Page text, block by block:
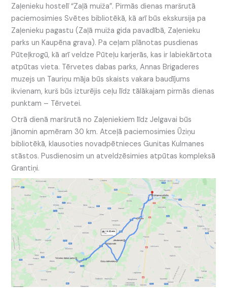
Zaļenieku hostelī “Zaļā muiža”. Pirmās dienas maršrutā
paciemosimies Svētes bibliotēkā, kā arī būs ekskursija pa
Zaļenieku pagastu (Zaļā muiža gida pavadībā, Zaļenieku
parks un Kaupēna grava). Pa ceļam plānotas pusdienas
Pūteļkrogū, kā arī veldze Pūteļu karjerās, kas ir labiekārtota
atpūtas vieta. Tērvetes dabas parks, Annas Brigaderes
muzejs un Tauriņu māja būs skaists vakara baudījums
ikvienam, kurš būs izturējis ceļu līdz tālākajam pirmās dienas
punktam – Tērvetei.
Otrā dienā maršrutā no Zaļeniekiem līdz Jelgavai būs
jānomin apmēram 30 km. Atceļā paciemosimies Ūziņu
bibliotēkā, klausoties novadpētnieces Gunitas Kulmanes
stāstos. Pusdienosim un atveldzēsimies atpūtas kompleksā
Grantiņi.